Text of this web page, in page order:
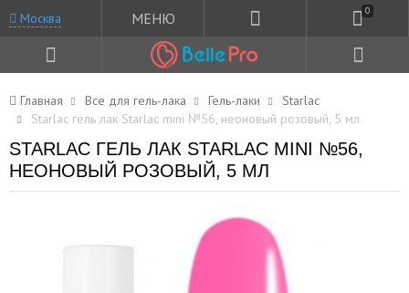
Москва МЕНЮ 0
Главная Все для гель-лака Гель-лаки
Starlac
Starlac гель лак Starlac mini №56, неоновый розовый, 5 мл
STARLAC ГЕЛЬ ЛАК STARLAC MINI №56,
НЕОНОВЫЙ РОЗОВЫЙ, 5 МЛ